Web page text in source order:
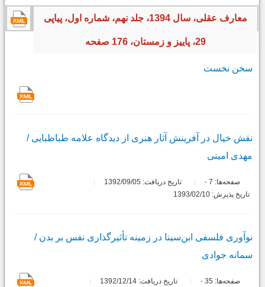
معارف عقلی، سال 1394، جلد نهم، شماره اول، پیاپی
29، پاییز و زمستان، 176 صفحه
سخن نخست
نقش خیال در آفرینش آثار هنری از دیدگاه علامه طباطبایی /
مهدی امینی
صفحه‌ها: 7
-
تاریخ دریافت: 1392/09/05
تاریخ پذیرش: 1393/02/10
نوآوری فلسفی ابن‌سینا در زمینه تأثیرگذاری نفس بر بدن /
سمانه جوادی
صفحه‌ها: 35
-
تاریخ دریافت: 1392/12/14